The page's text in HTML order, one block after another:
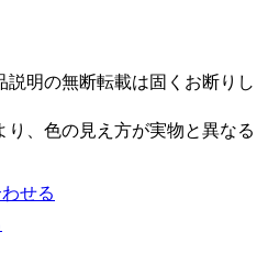
説明の無断転載は固くお断りし
り、色の見え方が実物と異なる
せる